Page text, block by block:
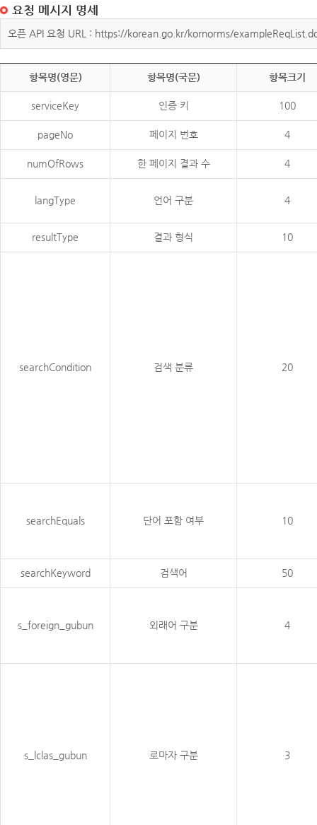
요청 메시지 명세
오픈 API 요청 URL : https://korean.go.kr/kornorms/
항목명(영문) 항목명(국문) 항목크기
serviceKey 인증 키 100
pageNo 페이지 번호 4
numOfRows 한 페이지 결과 수 4
langType 언어 구분 4
resultType 결과 형식 10
searchCondition 검색 분류 20
searchEquals 단어 포함 여부 10
searchKeyword 검색어 50
s_foreign_gubun 외래어 구분 4
s_lclas_gubun 로마자 구분 3